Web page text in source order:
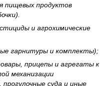
пищевых продуктов
и агрохи­мические
гарнитуры и комплекты);
прицепы и агрегаты к
механизации
суда и иные